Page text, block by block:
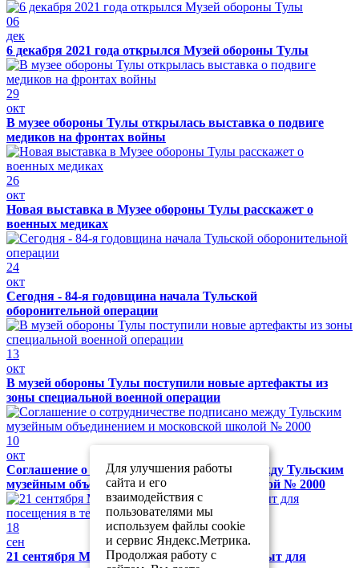
06
дек
6 декабря 2021 года открылся Музей обороны Тулы
29
окт
В музее обороны Тулы открылась выставка о подвиге
медиков на фронтах войны
26
окт
Новая выставка в Музее обороны Тулы расскажет о
военных медиках
24
окт
Сегодня - 84-я годовщина начала Тульской
оборонительной операции
13
окт
В музей обороны Тулы поступили новые артефакты из
зоны специальной военной операции
10
окт
Соглашение о сотрудничестве подписано между Тульским
музейным объединением и московской школой № 2000
18
сен
21 сентября Музей обороны Тулы будет закрыт для
Для улучшения работы
сайта и его
взаимодействия с
пользователями мы
используем файлы cookie
и сервис Яндекс.Метрика.
Продолжая работу с